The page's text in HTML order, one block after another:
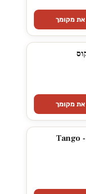
את מקומך
את מקומך
אגדת הטנגו העולמי מרכוס אשלה - Tango